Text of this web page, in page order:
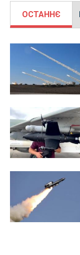
ОСТАННЄ